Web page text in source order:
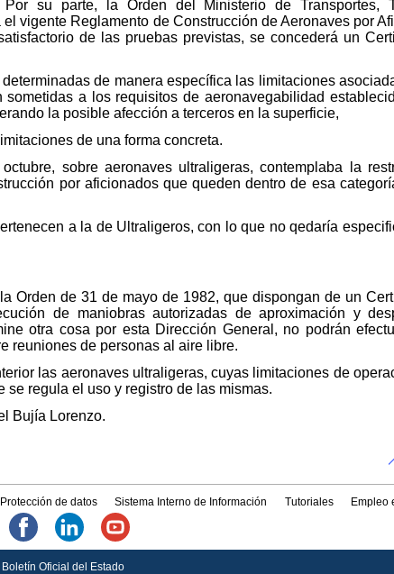
su parte, la Orden del Ministerio de Transportes,
vigente Reglamento de Construcción de Aeronaves por
de las pruebas previstas, se concederá un
de manera específica las limitaciones
a los requisitos de aeronavegabilidad
la posible afección a terceros en la superficie,
de una forma concreta.
sobre aeronaves ultraligeras, contemplaba la
por aficionados que queden dentro de esa
a la de Ultraligeros, con lo que no qedaría
Orden de 31 de mayo de 1982, que dispongan de un
de maniobras autorizadas de aproximación y
otra cosa por esta Dirección General, no podrán
reuniones de personas al aire libre.
las aeronaves ultraligeras, cuyas limitaciones de
regula el uso y registro de las mismas.
Bujía Lorenzo.
Protección de datos Sistema Interno de Información Tutoriales Empleo
Oficial del Estado